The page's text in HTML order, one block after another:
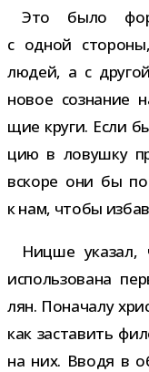
Это было
с одной
людей, а с
новое созна­ние
щие круги. Если
цию в ловушку
вскоре они бы
к нам, чтобы
Ницше ука­зал,
исполь­зо­вана
лян. Поначалу
как заста­вить
на них. Вводя в